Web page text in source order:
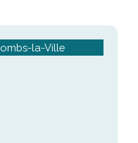
la-Ville